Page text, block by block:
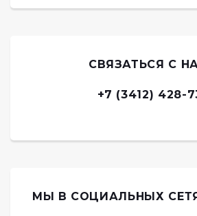
СВЯЗАТЬСЯ С
+7 (3412) 428-
МЫ В СОЦИАЛЬНЫХ